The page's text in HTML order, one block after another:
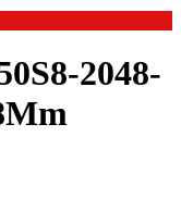
2048-